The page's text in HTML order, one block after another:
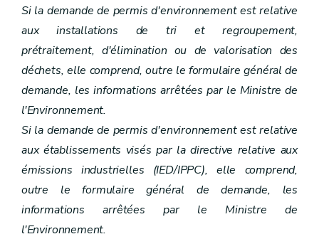
Si la demande de permis d'environnement est relative
aux installations de tri et regroupement,
prétraitement, d'élimination ou de valorisation des
déchets, elle comprend, outre le formulaire général de
demande, les informations arrêtées par le Ministre de
l'Environnement.
Si la demande de permis d'environnement est relative
aux établissements visés par la directive relative aux
émissions industrielles (IED/IPPC), elle comprend,
outre le formulaire général de demande, les
informations arrêtées par le Ministre de
l'Environnement.